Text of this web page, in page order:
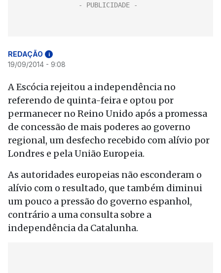
REDAÇÃO i
19/09/2014 - 9:08
A Escócia rejeitou a independência no
referendo de quinta-feira e optou por
permanecer no Reino Unido após a promessa
de concessão de mais poderes ao governo
regional, um desfecho recebido com alívio por
Londres e pela União Europeia.
As autoridades europeias não esconderam o
alívio com o resultado, que também diminui
um pouco a pressão do governo espanhol,
contrário a uma consulta sobre a
independência da Catalunha.